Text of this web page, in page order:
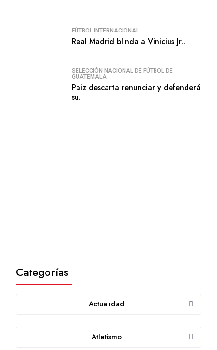
FÚTBOL INTERNACIONAL
Real Madrid blinda a Vinicius Jr..
SELECCIÓN NACIONAL DE FÚTBOL DE
GUATEMALA
Paiz descarta renunciar y defenderá
su.
Categorías
Actualidad
Atletismo